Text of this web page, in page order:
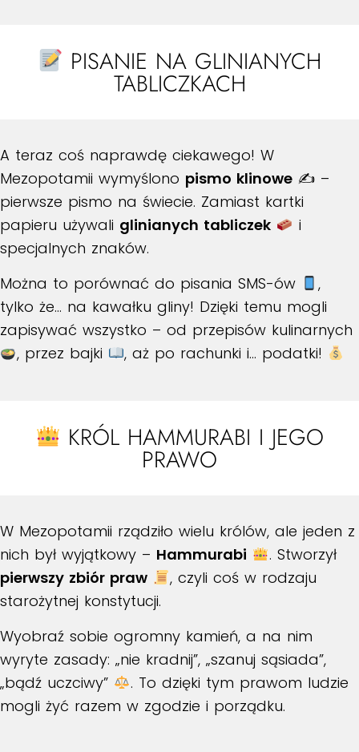
PISANIE NA GLINIANYCH
TABLICZKACH
A teraz coś naprawdę ciekawego! W
Mezopotamii wymyślono pismo klinowe ✍️ –
pierwsze pismo na świecie. Zamiast kartki
papieru używali glinianych tabliczek
i
specjalnych znaków.
Można to porównać do pisania SMS-ów
,
tylko że… na kawałku gliny! Dzięki temu mogli
zapisywać wszystko – od przepisów kulinarnych
, przez bajki
, aż po rachunki i… podatki!
KRÓL HAMMURABI I JEGO
PRAWO
W Mezopotamii rządziło wielu królów, ale jeden z
nich był wyjątkowy – Hammurabi
. Stworzył
pierwszy zbiór praw
, czyli coś w rodzaju
starożytnej konstytucji.
Wyobraź sobie ogromny kamień, a na nim
wyryte zasady: „nie kradnij”, „szanuj sąsiada”,
„bądź uczciwy”
. To dzięki tym prawom ludzie
mogli żyć razem w zgodzie i porządku.